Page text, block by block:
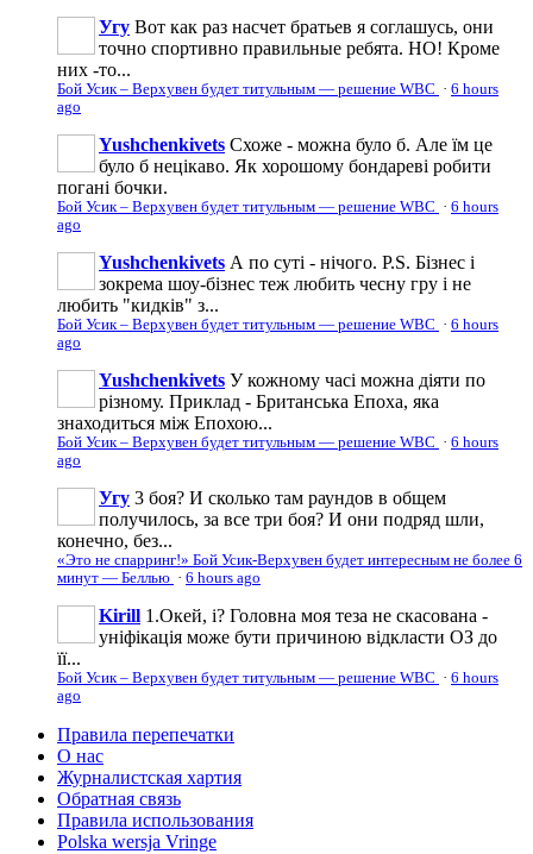
Угу Вот как раз насчет братьев я соглашусь, они
точно спортивно правильные ребята. НО! Кроме
них -то...
Бой Усик – Верхувен будет титульным — решение WBC · 6 hours
ago
Yushchenkivets Схоже - можна було б. Але їм це
було б нецікаво. Як хорошому бондареві робити
погані бочки.
Бой Усик – Верхувен будет титульным — решение WBC · 6 hours
ago
Yushchenkivets А по суті - нічого. P.S. Бізнес і
зокрема шоу-бізнес теж любить чесну гру і не
любить "кидків" з...
Бой Усик – Верхувен будет титульным — решение WBC · 6 hours
ago
Yushchenkivets У кожному часі можна діяти по
різному. Приклад - Британська Епоха, яка
знаходиться між Епохою...
Бой Усик – Верхувен будет титульным — решение WBC · 6 hours
ago
Угу 3 боя? И сколько там раундов в общем
получилось, за все три боя? И они подряд шли,
конечно, без...
«Это не спарринг!» Бой Усик-Верхувен будет интересным не более 6
минут — Беллью · 6 hours ago
Kirill 1.Окей, і? Головна моя теза не скасована -
уніфікація може бути причиною відкласти ОЗ до
її...
Бой Усик – Верхувен будет титульным — решение WBC · 6 hours
ago
Правила перепечатки
О нас
Журналистская хартия
Обратная связь
Правила использования
Polska wersja Vringe